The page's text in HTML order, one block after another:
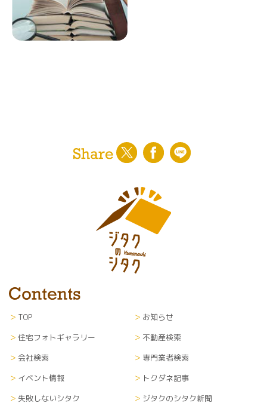
TOP
お知らせ
住宅フォトギャラリー
不動産検索
会社検索
専門業者検索
イベント情報
トクダネ記事
失敗しないシタク
ジタクのシタク新聞